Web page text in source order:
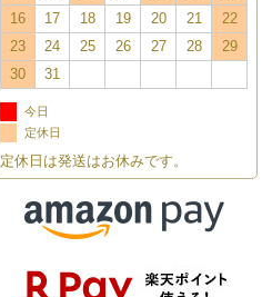
16
17 18 19 20 21
22
23
24 25 26 27 28
29
30
31
今日
定休日
定休日は発送はお休みです。